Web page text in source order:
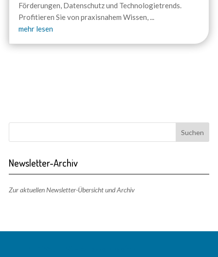
Förderungen, Datenschutz und Technologietrends.
Profitieren Sie von praxisnahem Wissen,...
mehr lesen
Newsletter-Archiv
Zur aktuellen Newsletter-Übersicht und Archiv